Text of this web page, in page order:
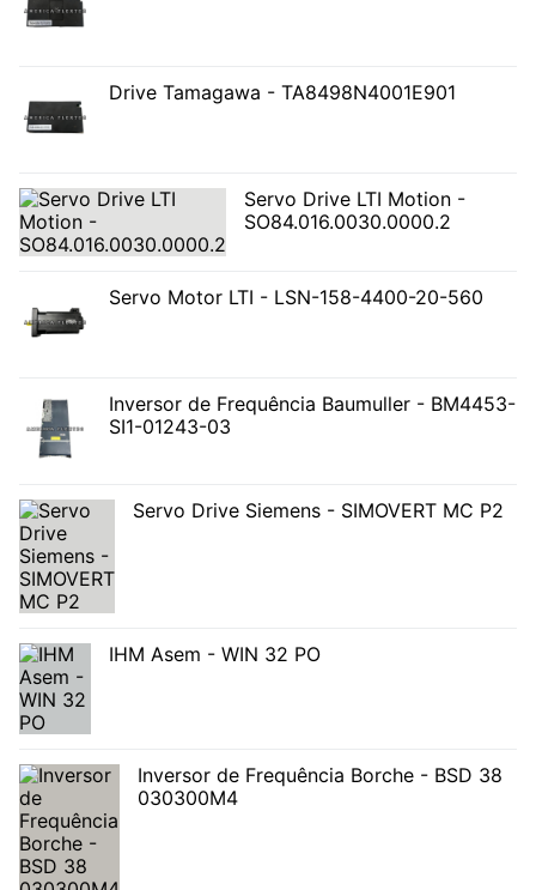
Drive Tamagawa - TA8498N4001E901
Servo Drive LTI Motion -
SO84.016.0030.0000.2
Servo Motor LTI - LSN-158-4400-20-560
Inversor de Frequência Baumuller - BM4453-
SI1-01243-03
Servo Drive Siemens - SIMOVERT MC P2
IHM Asem - WIN 32 PO
Inversor de Frequência Borche - BSD 38
030300M4